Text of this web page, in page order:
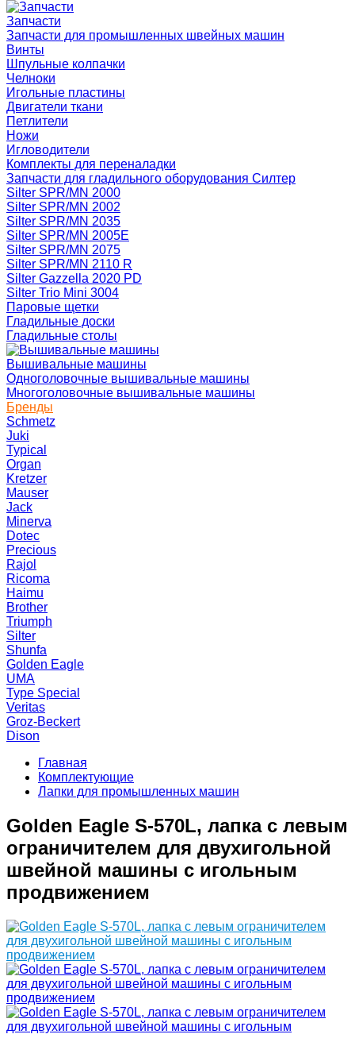
Запчасти
Запчасти для промышленных швейных машин
Винты
Шпульные колпачки
Челноки
Игольные пластины
Двигатели ткани
Петлители
Ножи
Игловодители
Комплекты для переналадки
Запчасти для гладильного оборудования Силтер
Silter SPR/MN 2000
Silter SPR/MN 2002
Silter SPR/MN 2035
Silter SPR/MN 2005E
Silter SPR/MN 2075
Silter SPR/MN 2110 R
Silter Gazzella 2020 PD
Silter Trio Mini 3004
Паровые щетки
Гладильные доски
Гладильные столы
Вышивальные машины
Одноголовочные вышивальные машины
Многоголовочные вышивальные машины
Бренды
Schmetz
Juki
Typical
Organ
Kretzer
Mauser
Jack
Minerva
Dotec
Precious
Rajol
Ricoma
Haimu
Brother
Triumph
Silter
Shunfa
Golden Eagle
UMA
Type Special
Veritas
Groz-Beckert
Dison
Главная
Комплектующие
Лапки для промышленных машин
Golden Eagle S-570L, лапка с левым
ограничителем для двухигольной
швейной машины с игольным
продвижением